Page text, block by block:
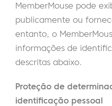
MemberMouse pode
publicamente ou
entanto, o
informações de
descritas abaixo.
Proteção de
identificação pessoal